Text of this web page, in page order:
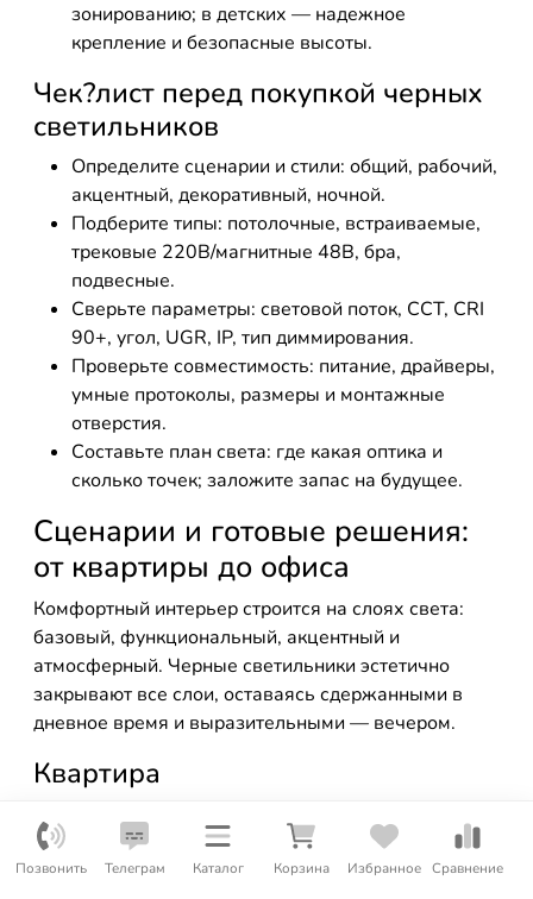
Позвонить Телеграм Каталог Корзина Избранное Сравнение
зонированию; в детских — надежное
крепление и безопасные высоты.
Чек?лист перед покупкой черных
светильников
Определите сценарии и стили: общий, рабочий,
акцентный, декоративный, ночной.
Подберите типы: потолочные, встраиваемые,
трековые 220В/магнитные 48В, бра,
подвесные.
Сверьте параметры: световой поток, CCT, CRI
90+, угол, UGR, IP, тип диммирования.
Проверьте совместимость: питание, драйверы,
умные протоколы, размеры и монтажные
отверстия.
Составьте план света: где какая оптика и
сколько точек; заложите запас на будущее.
Сценарии и готовые решения:
от квартиры до офиса
Комфортный интерьер строится на слоях света:
базовый, функциональный, акцентный и
атмосферный. Черные светильники эстетично
закрывают все слои, оставаясь сдержанными в
дневное время и выразительными — вечером.
Квартира
парные бра + подсветка стеллажа; CCT 2700–
3000K, CRI 90+.